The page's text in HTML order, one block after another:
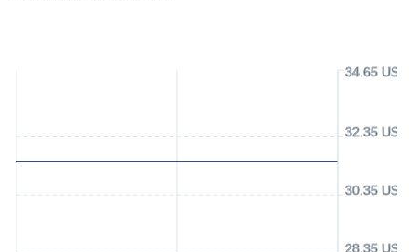
28.35 USD
30.35 USD
32.35 USD
34.65 USD